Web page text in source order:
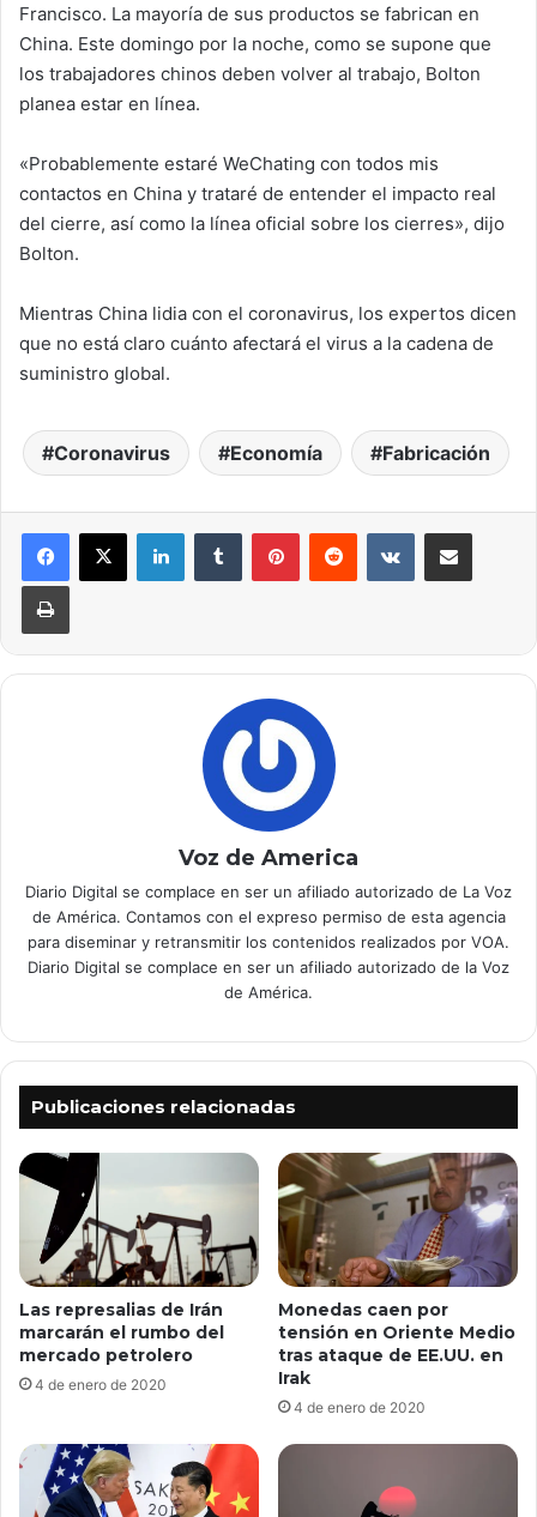
Francisco. La mayoría de sus productos se fabrican en
China. Este domingo por la noche, como se supone que
los trabajadores chinos deben volver al trabajo, Bolton
planea estar en línea.
«Probablemente estaré WeChating con todos mis
contactos en China y trataré de entender el impacto real
del cierre, así como la línea oficial sobre los cierres», dijo
Bolton.
Mientras China lidia con el coronavirus, los expertos dicen
que no está claro cuánto afectará el virus a la cadena de
suministro global.
Coronavirus Economía Fabricación
Voz de America
Diario Digital se complace en ser un afiliado autorizado de La Voz
de América. Contamos con el expreso permiso de esta agencia
para diseminar y retransmitir los contenidos realizados por VOA.
Diario Digital se complace en ser un afiliado autorizado de la Voz
de América.
Publicaciones relacionadas
Las represalias de Irán
marcarán el rumbo del
mercado petrolero
4 de enero de 2020
Monedas caen por
tensión en Oriente Medio
tras ataque de EE.UU. en
Irak
4 de enero de 2020